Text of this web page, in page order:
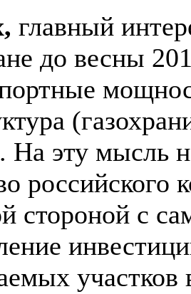
главный
до весны
эту мысль
российского
стороной с
участков